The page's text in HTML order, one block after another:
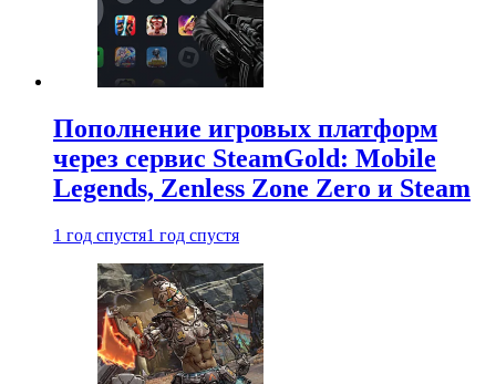
Пополнение игровых платформ
через сервис SteamGold: Mobile
Legends, Zenless Zone Zero и Steam
1 год спустя1 год спустя